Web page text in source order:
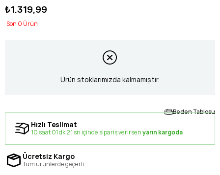
₺1.319,99
0
Ürün stoklarımızda kalmamıştır.
Beden Tablosu
Hızlı Teslimat
10 saat 01 dk 20 sn içinde sipariş verirsenyarın kargoda
Ücretsiz Kargo
Tüm ürünlerde geçerli.